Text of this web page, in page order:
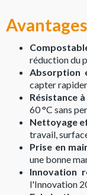
Avantages
réduction du
Absorption
capter
Résistance
60 °C sans
Nettoyage
travail,
Prise en
une bonne
Innovation
l'Innovation